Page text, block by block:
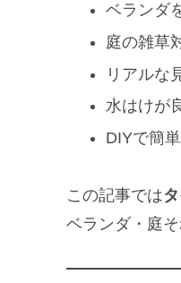
ベランダ
庭の雑草
リアルな
水はけが
DIYで簡
この記事では
ベランダ・庭